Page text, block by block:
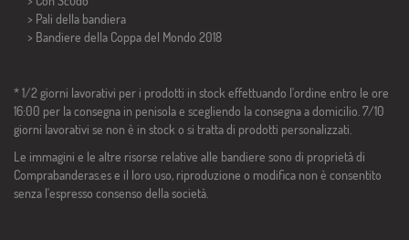
> Pali della bandiera
> Bandiere della Coppa del Mondo 2018
* 1/2 giorni lavorativi per i prodotti in stock effettuando l'ordine entro le ore
16:00 per la consegna in penisola e scegliendo la consegna a domicilio. 7/10
giorni lavorativi se non è in stock o si tratta di prodotti personalizzati.
Le immagini e le altre risorse relative alle bandiere sono di proprietà di
Comprabanderas.es e il loro uso, riproduzione o modifica non è consentito
senza l'espresso consenso della società.